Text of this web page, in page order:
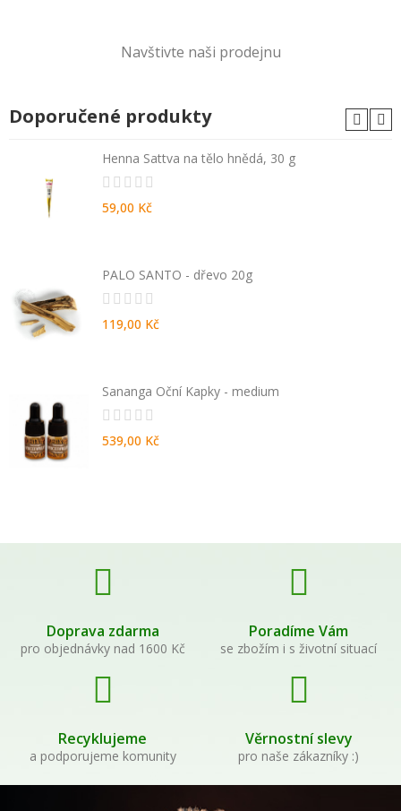
Navštivte naši prodejnu
Doporučené produkty
Henna Sattva na tělo hnědá, 30 g
59,00 Kč
PALO SANTO - dřevo 20g
119,00 Kč
Sananga Oční Kapky - medium
539,00 Kč
Doprava zdarma
pro objednávky nad 1600 Kč
Poradíme Vám
se zbožím i s životní situací
Recyklujeme
a podporujeme komunity
Věrnostní slevy
pro naše zákazníky :)